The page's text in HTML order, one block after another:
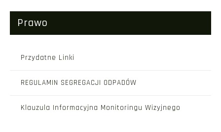
Prawo
Przydatne Linki
REGULAMIN SEGREGACJI ODPADÓW
Klauzula Informacyjna Monitoringu Wizyjnego